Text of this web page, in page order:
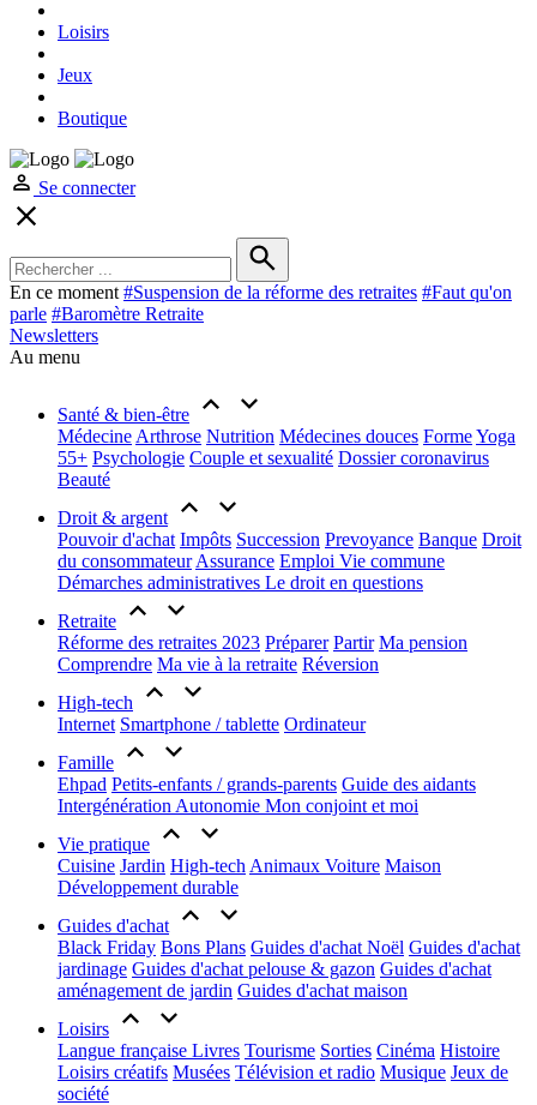
Loisirs
Jeux
Boutique
Se connecter
En ce moment #Suspension de la réforme des retraites #Faut qu'on
parle #Baromètre Retraite
Newsletters
Au menu
Santé & bien-être
Médecine Arthrose Nutrition Médecines douces FormeYoga
55+ Psychologie Couple et sexualité Dossier coronavirus
Beauté
Droit & argent
Pouvoir d'achat Impôts Succession Prevoyance Banque Droit
du consommateur Assurance Emploi Vie commune
Démarches administratives Le droit en questions
Retraite
Réforme des retraites 2023 Préparer Partir Ma pension
Comprendre Ma vie à la retraite Réversion
High-tech
Internet Smartphone / tablette Ordinateur
Famille
Ehpad Petits-enfants / grands-parents Guide des aidants
Intergénération Autonomie Mon conjoint et moi
Vie pratique
Cuisine Jardin High-tech Animaux Voiture Maison
Développement durable
Guides d'achat
Black Friday Bons Plans Guides d'achat Noël Guides d'achat
jardinage Guides d'achat pelouse & gazon Guides d'achat
aménagement de jardin Guides d'achat maison
Loisirs
Langue française Livres Tourisme Sorties Cinéma Histoire
Loisirs créatifs Musées Télévision et radio Musique Jeux de
société